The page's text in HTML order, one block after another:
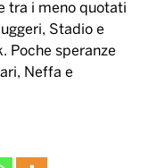
tra i meno quotati
Stadio e
Poche speranze
Neffa e